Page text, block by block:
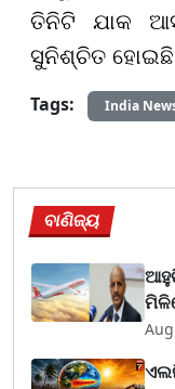
ତିନିଟି ଯାକ
ସୁନିଶ୍ଚିତ ହୋଇଛି
Tags:
India
ବାଣିଜ୍ୟ